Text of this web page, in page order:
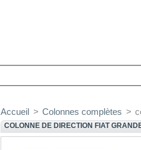
Accueil > Colonnes complètes >
COLONNE DE DIRECTION FIAT